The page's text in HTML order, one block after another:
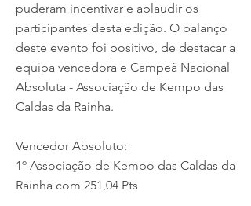
puderam incentivar e aplaudir os
participantes desta edição. O balanço
deste evento foi positivo, de destacar a
equipa vencedora e Campeã Nacional
Absoluta - Associação de Kempo das
Caldas da Rainha.
Vencedor Absoluto:
1º Associação de Kempo das Caldas da
Rainha com 251,04 Pts